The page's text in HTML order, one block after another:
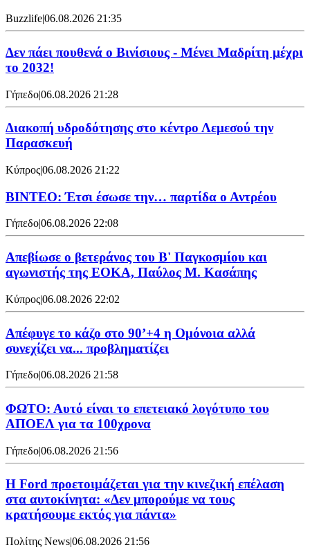
Buzzlife|06.08.2026 21:35
Δεν πάει πουθενά ο Βινίσιους - Μένει Μαδρίτη μέχρι
το 2032!
Γήπεδο|06.08.2026 21:28
Διακοπή υδροδότησης στο κέντρο Λεμεσού την
Παρασκευή
Κύπρος|06.08.2026 21:22
ΒΙΝΤΕΟ: Έτσι έσωσε την… παρτίδα ο Αντρέου
Γήπεδο|06.08.2026 22:08
Απεβίωσε ο βετεράνος του Β' Παγκοσμίου και
αγωνιστής της ΕΟΚΑ, Παύλος Μ. Κασάπης
Κύπρος|06.08.2026 22:02
Απέφυγε το κάζο στο 90’+4 η Ομόνοια αλλά
συνεχίζει να... προβληματίζει
Γήπεδο|06.08.2026 21:58
ΦΩΤΟ: Αυτό είναι το επετειακό λογότυπο του
ΑΠΟΕΛ για τα 100χρονα
Γήπεδο|06.08.2026 21:56
Η Ford προετοιμάζεται για την κινεζική επέλαση
στα αυτοκίνητα: «Δεν μπορούμε να τους
κρατήσουμε εκτός για πάντα»
Πολίτης News|06.08.2026 21:56